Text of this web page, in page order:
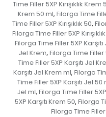
Time Filler 5XP Kırışıklık Krem
Krem 50 ml, Filorga Time
Time Filler 5XP Kırışıklık 50,
Filorga Time Filler 5XP
Filorga Time Filler 5XP Karşıtı
Jel Krem, Filorga Time Filler
Time Filler 5XP Karşıtı Jel
Karşıtı Jel Krem ml, Filorga
Time Filler 5XP Karşıtı Jel 50
Jel ml, Filorga Time Filler
5XP Karşıtı Krem 50, Filorga
Filorga Time Filler